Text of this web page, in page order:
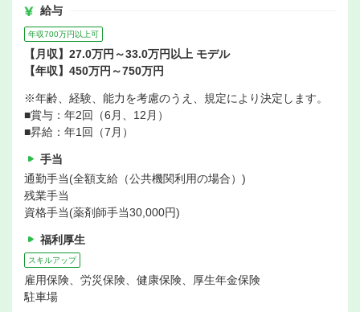
給与
年収700万円以上可
【月収】27.0万円～33.0万円以上 モデル
【年収】450万円～750万円
※年齢、経験、能力を考慮のうえ、規定により決定します。
■賞与：年2回（6月、12月）
■昇給：年1回（7月）
手当
通勤手当(全額支給（公共機関利用の場合）)
残業手当
資格手当(薬剤師手当30,000円)
福利厚生
スキルアップ
雇用保険、労災保険、健康保険、厚生年金保険
駐車場